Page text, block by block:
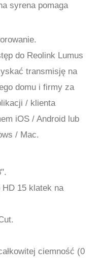
syrena pomaga
do Reolink Lumus
transmisję na
domu i firmy za
/ klienta
iOS / Android lub
/ Mac.
HD 15 klatek na
ciemność (0